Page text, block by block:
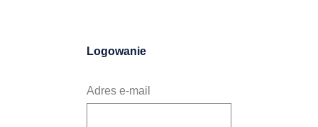
Logowanie
Adres e-mail